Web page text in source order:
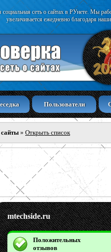
сеть о сайтах в РУнете. Мы
увеличивается ежедневно благодаря
Пользователи
сайты » Открыть список
mtechside.ru
Положительных
отзывов